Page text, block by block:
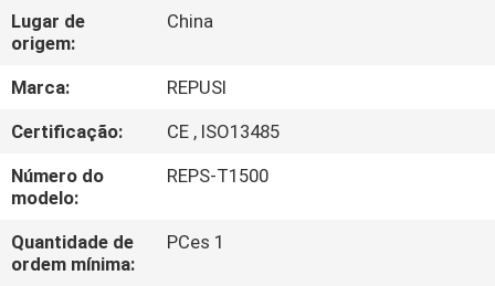
NÓS
EXCURSÃO
DA
FÁBRICA
CONTROLE
DA
Lugar de
origem:
China
Marca:
REPUSI
Certificação:
CE , ISO13485
Número do
modelo:
REPS-T1500
Quantidade de
ordem mínima:
PCes 1